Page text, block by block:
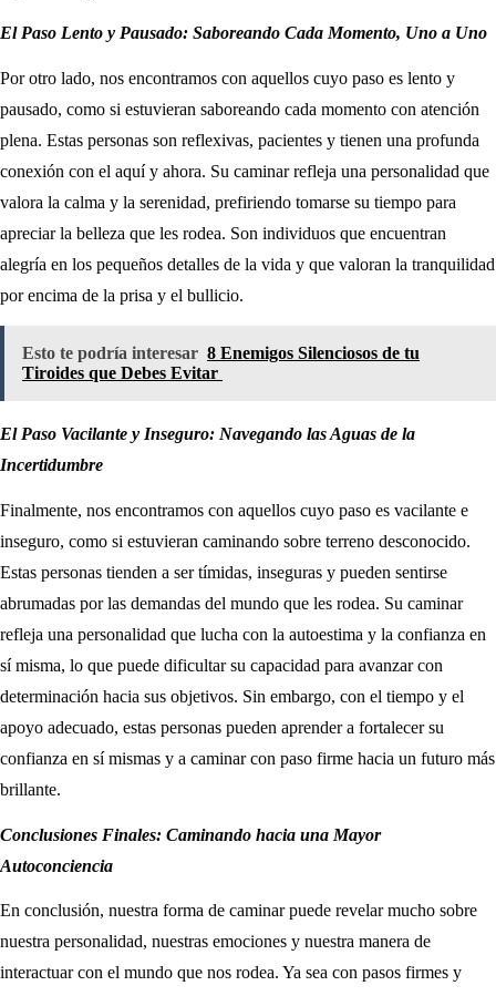
El Paso Lento y Pausado: Saboreando Cada Momento, Uno a Uno
Por otro lado, nos encontramos con aquellos cuyo paso es lento y
pausado, como si estuvieran saboreando cada momento con atención
plena. Estas personas son reflexivas, pacientes y tienen una profunda
conexión con el aquí y ahora. Su caminar refleja una personalidad que
valora la calma y la serenidad, prefiriendo tomarse su tiempo para
apreciar la belleza que les rodea. Son individuos que encuentran
alegría en los pequeños detalles de la vida y que valoran la tranquilidad
por encima de la prisa y el bullicio.
Esto te podría interesar 8 Enemigos Silenciosos de tu
Tiroides que Debes Evitar
El Paso Vacilante y Inseguro: Navegando las Aguas de la
Incertidumbre
Finalmente, nos encontramos con aquellos cuyo paso es vacilante e
inseguro, como si estuvieran caminando sobre terreno desconocido.
Estas personas tienden a ser tímidas, inseguras y pueden sentirse
abrumadas por las demandas del mundo que les rodea. Su caminar
refleja una personalidad que lucha con la autoestima y la confianza en
sí misma, lo que puede dificultar su capacidad para avanzar con
determinación hacia sus objetivos. Sin embargo, con el tiempo y el
apoyo adecuado, estas personas pueden aprender a fortalecer su
confianza en sí mismas y a caminar con paso firme hacia un futuro más
brillante.
Conclusiones Finales: Caminando hacia una Mayor
Autoconciencia
En conclusión, nuestra forma de caminar puede revelar mucho sobre
nuestra personalidad, nuestras emociones y nuestra manera de
interactuar con el mundo que nos rodea. Ya sea con pasos firmes y